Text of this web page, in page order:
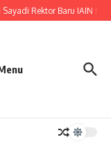
Rektor Baru IAIN